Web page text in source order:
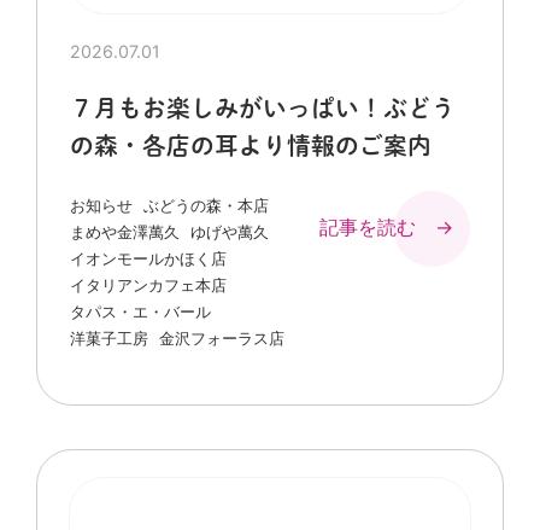
2026.07.01
７月もお楽しみがいっぱい！ぶどう
の森・各店の耳より情報のご案内
お知らせ ぶどうの森・本店
まめや金澤萬久
ゆげや萬久
イオンモールかほく店
イタリアンカフェ本店
タパス・エ・バール
洋菓子工房 金沢フォーラス店
記事を読む →